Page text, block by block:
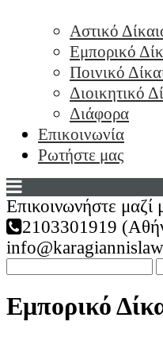
Αστικό
Εμπορικό
Ποινικό
Διοικητικό
Διάφορα
Επικοινωνία
Ρωτήστε μας
Επικοινωνήστε μαζί
2103301919
Εμπορικό